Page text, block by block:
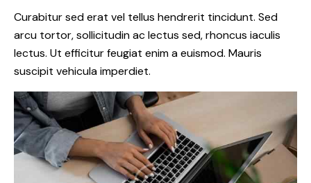
Curabitur sed erat vel tellus hendrerit tincidunt. Sed
arcu tortor, sollicitudin ac lectus sed, rhoncus iaculis
lectus. Ut efficitur feugiat enim a euismod. Mauris
suscipit vehicula imperdiet.